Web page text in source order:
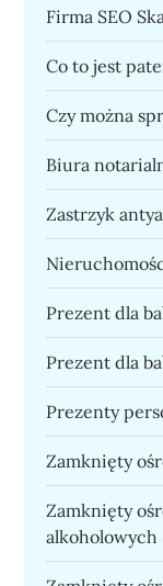
Firma SEO
Co to jest
Czy można
Biura
Zastrzyk
Prezent dla
Prezent dla
Prezenty
Zamknięty
Zamknięty
alkoholowych